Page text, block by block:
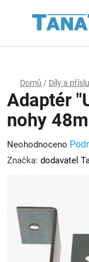
Domů / Díly a
Adaptér
nohy
Průměrné
hodnocení
0,0
Neohodnoceno
Značka: dodavatel